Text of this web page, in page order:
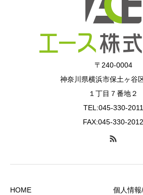
〒240-0004
神奈川県横浜市保土ヶ谷
１丁目７番地２
TEL:045-330-2011
FAX:045-330-2012
HOME
個人情